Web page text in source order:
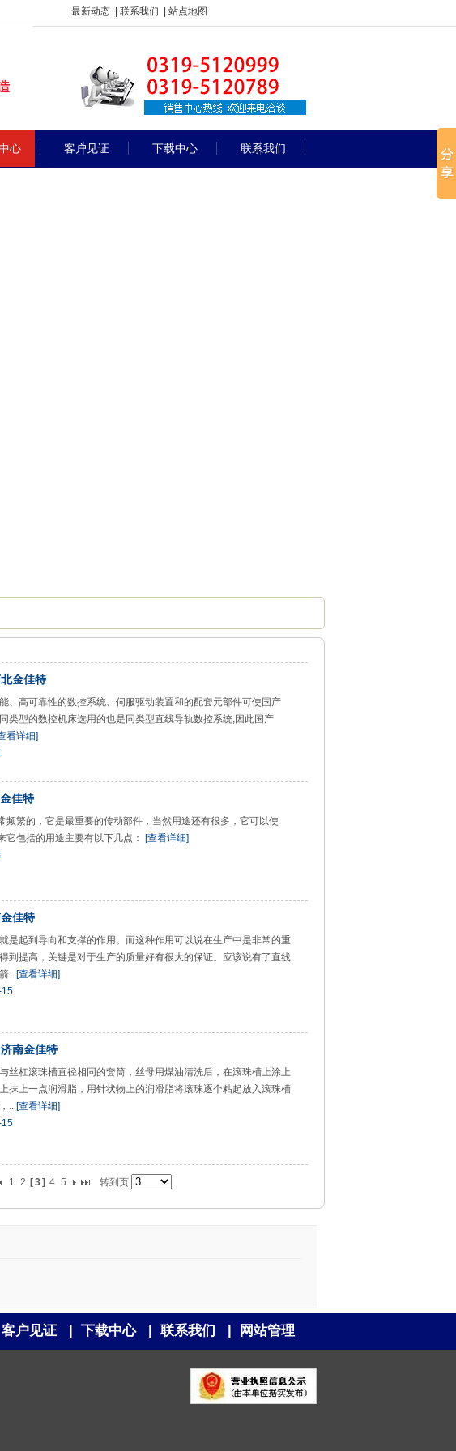
最新动态 联系我们 站点地图
心 客户见证 下载中心 联系我们
金佳特
、高可靠性的数控系统、伺服驱动装置和的配套元部件可使国产
类型的数控机床选用的也是同类型直线导轨数控系统,因此国产
看详细]
佳特
频繁的，它是最重要的传动部件，当然用途还有很多，它可以使
它包括的用途主要有以下几点： [查看详细]
佳特
是起到导向和支撑的作用。而这种作用可以说在生产中是非常的重
到提高，关键是对于生产的质量好有很大的保证。应该说有了直线
.. [查看详细]
南金佳特
丝杠滚珠槽直径相同的套筒，丝母用煤油清洗后，在滚珠槽上涂上
抹上一点润滑脂，用针状物上的润滑脂将滚珠逐个粘起放入滚珠槽
.. [查看详细]
1 2 [3] 4 5 转到页
客户见证| 下载中心| 联系我们 | 网站管理